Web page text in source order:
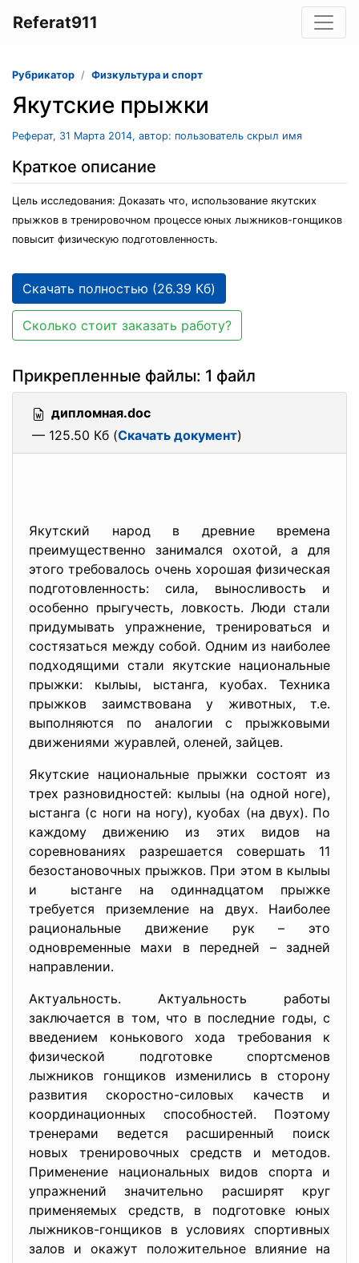
Referat911
Рубрикатор Физкультура и спорт
Якутские прыжки
Реферат, 31 Марта 2014, автор: пользователь скрыл имя
Краткое описание
Цель исследования: Доказать что, использование якутских
прыжков в тренировочном процессе юных лыжников-гонщиков
повысит физическую подготовленность.
Скачать полностью (26.39 Кб)
Сколько стоит заказать работу?
Прикрепленные файлы: 1 файл
дипломная.doc
— 125.50 Кб (Скачать документ)
Якутский народ в древние времена
преимущественно занимался охотой, а для
этого требовалось очень хорошая физическая
подготовленность: сила, выносливость и
особенно прыгучесть, ловкость. Люди стали
придумывать упражнение, тренироваться и
состязаться между собой. Одним из наиболее
подходящими стали якутские национальные
прыжки: кылыы, ыстанга, куобах. Техника
прыжков заимствована у животных, т.е.
выполняются по аналогии с прыжковыми
движениями журавлей, оленей, зайцев.
Якутские национальные прыжки состоят из
трех разновидностей: кылыы (на одной ноге),
ыстанга (с ноги на ногу), куобах (на двух). По
каждому движению из этих видов на
соревнованиях разрешается совершать 11
безостановочных прыжков. При этом в кылыы
и ыстанге на одиннадцатом прыжке
требуется приземление на двух. Наиболее
рациональные движение рук – это
одновременные махи в передней – задней
направлении.
Актуальность. Актуальность работы
заключается в том, что в последние годы, с
введением конькового хода требования к
физической подготовке спортсменов
лыжников гонщиков изменились в сторону
развития скоростно-силовых качеств и
координационных способностей. Поэтому
тренерами ведется расширенный поиск
новых тренировочных средств и методов.
Применение национальных видов спорта и
упражнений значительно расширят круг
применяемых средств, в подготовке юных
лыжников-гонщиков в условиях спортивных
залов и окажут положительное влияние на